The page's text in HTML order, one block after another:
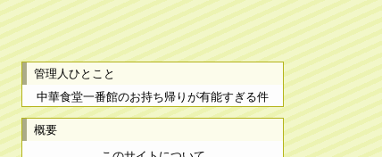
管理人ひとこと
中華食堂一番館のお持ち帰りが有能すぎる件
概要